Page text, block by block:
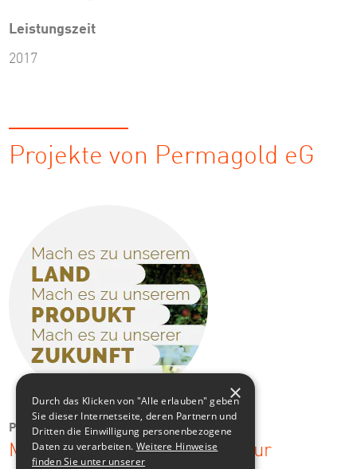
Leistungszeit
2017
Projekte von Permagold eG
Permagold eG
Markenlaunch für Permakultur
×
Durch das Klicken von "Alle erlauben" geben
Sie dieser Internetseite, deren Partnern und
Dritten die Einwilligung personenbezogene
Daten zu verarbeiten. Weitere Hinweise
finden Sie unter unserer